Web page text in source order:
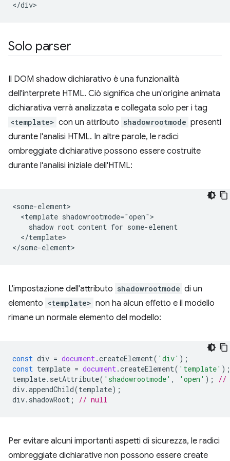
Solo parser
Il DOM shadow dichiarativo è una funzionalità
dell'interprete HTML. Ciò significa che un'origine animata
dichiarativa verrà analizzata e collegata solo per i tag
<template> con un attributo shadowrootmode presenti
durante l'analisi HTML. In altre parole, le radici
ombreggiate dichiarative possono essere costruite
durante l'analisi iniziale dell'HTML:
<some-element>
  <template shadowrootmode="open">
    shadow root content for some-element
  </template>
L'impostazione dell'attributo shadowrootmode di un
elemento <template> non ha alcun effetto e il modello
rimane un normale elemento del modello:
const div = document.createElement( 'div' );
const template = document.createElement( 'template' );
template. setAttribute( 'shadowrootmode' , 'open' );
//
div.appendChild(template);
div. shadowRoot ; // null
Per evitare alcuni importanti aspetti di sicurezza, le radici
ombreggiate dichiarative non possono essere create